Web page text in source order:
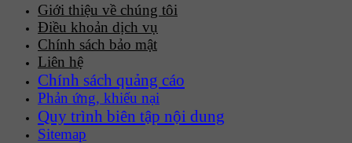
Giới thiệu về chúng tôi
Điều khoản dịch vụ
Chính sách bảo mật
Liên hệ
Chính sách quảng cáo
Phản ứng, khiếu nại
Quy trình biên tập nội dung
Sitemap